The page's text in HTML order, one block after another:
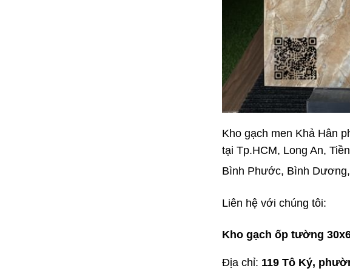
Kho gạch men Khả Hân
tại Tp.HCM, Long An,
Bình Phước, Bình
Liên hệ với chúng tôi:
Kho gạch ốp tường
Địa chỉ: 119 Tô Ký,